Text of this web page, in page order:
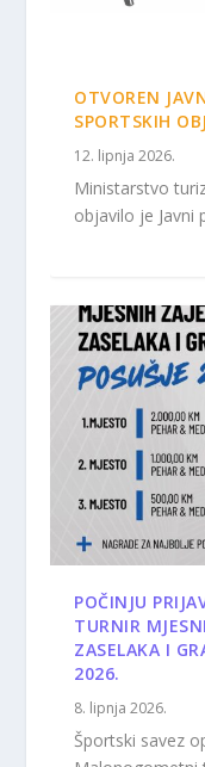
OTVOREN
SPORTSKIH
12. lipnja 2026.
Ministarstvo
objavilo je Javni
POČINJU
TURNIR
ZASELAKA I
2026.
8. lipnja 2026.
Športski savez